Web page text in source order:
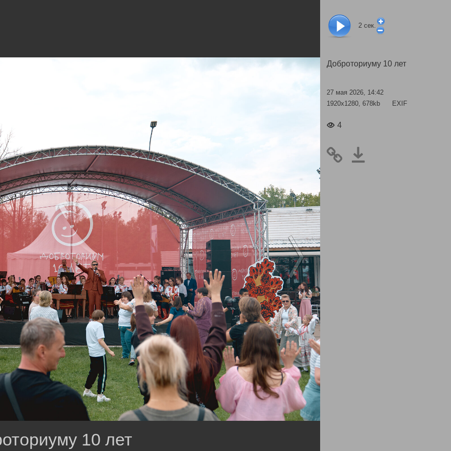
2 сек.
Доброториуму 10 лет
27 мая 2026, 14:42
1920x1280, 678kb
EXIF
4
10 лет